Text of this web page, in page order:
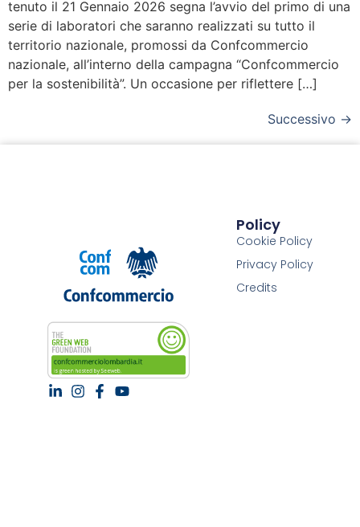
tenuto il 21 Gennaio 2026 segna l’avvio del primo di una
serie di laboratori che saranno realizzati su tutto il
territorio nazionale, promossi da Confcommercio
nazionale, all’interno della campagna “Confcommercio
per la sostenibilità”. Un occasione per riflettere […]
Successivo →
Policy
Cookie Policy
Privacy Policy
Credits